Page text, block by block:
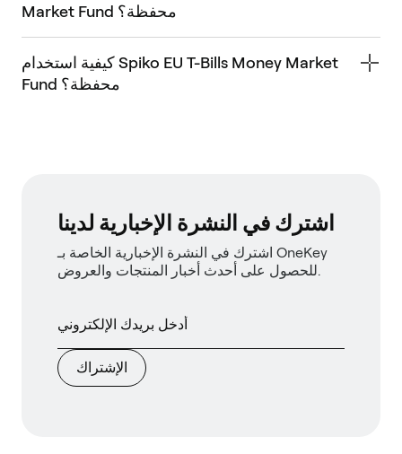
Market Fund محفظة؟
كيفية استخدام Spiko EU T-Bills Money Market
Fund محفظة؟
اشترك في النشرة الإخبارية لدينا
اشترك في النشرة الإخبارية الخاصة بـ OneKey
للحصول على أحدث أخبار المنتجات والعروض.
الإشتراك